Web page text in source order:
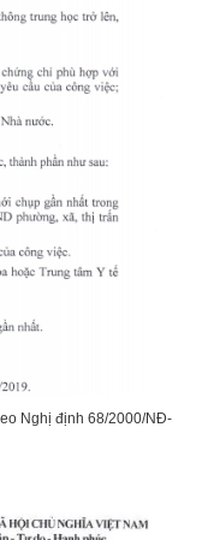
Nghị định 68/2000/NĐ-